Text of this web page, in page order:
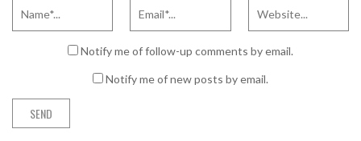
Notify me of follow-up comments by email.
Notify me of new posts by email.